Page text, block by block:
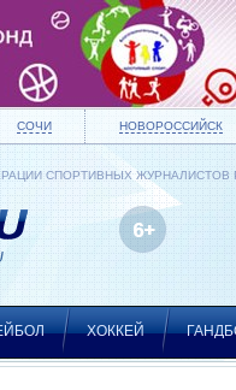
СОЧИ НОВОРОССИЙСК
СПОРТИВНЫХ ЖУРНАЛИСТОВ
ХОККЕЙ